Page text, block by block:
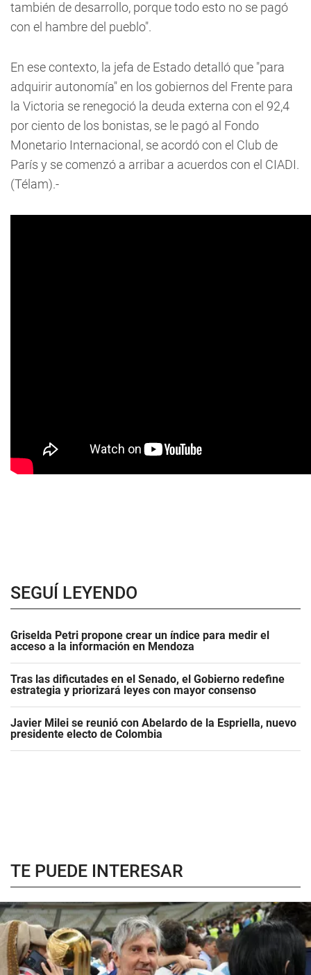
también de desarrollo, porque todo esto no se pagó
con el hambre del pueblo".
En ese contexto, la jefa de Estado detalló que "para
adquirir autonomía" en los gobiernos del Frente para
la Victoria se renegoció la deuda externa con el 92,4
por ciento de los bonistas, se le pagó al Fondo
Monetario Internacional, se acordó con el Club de
París y se comenzó a arribar a acuerdos con el CIADI.
(Télam).-
SEGUÍ LEYENDO
Griselda Petri propone crear un índice para medir el
acceso a la información en Mendoza
Tras las dificutades en el Senado, el Gobierno redefine
estrategia y priorizará leyes con mayor consenso
Javier Milei se reunió con Abelardo de la Espriella, nuevo
presidente electo de Colombia
TE PUEDE INTERESAR